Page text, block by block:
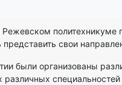
Режевском политехникуме
свои
были организованы
различных